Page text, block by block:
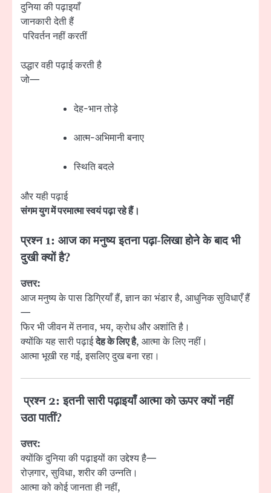
दुनिया की पढ़ाइयाँ
जानकारी देती हैं
परिवर्तन नहीं करतीं
उद्धार वही पढ़ाई करती है
जो—
देह-भान तोड़े
आत्म-अभिमानी बनाए
स्थिति बदले
और यही पढ़ाई
संगम युग में परमात्मा स्वयं पढ़ा रहे हैं।
प्रश्न 1: आज का मनुष्य इतना पढ़ा-लिखा होने के बाद भी
दुखी क्यों है?
उत्तर:
आज मनुष्य के पास डिग्रियाँ हैं, ज्ञान का भंडार है, आधुनिक सुविधाएँ हैं
—
फिर भी जीवन में तनाव, भय, क्रोध और अशांति है।
क्योंकि यह सारी पढ़ाईदेह के लिए है, आत्मा के लिए नहीं।
आत्मा भूखी रह गई, इसलिए दुख बना रहा।
प्रश्न 2: इतनी सारी पढ़ाइयाँ आत्मा को ऊपर क्यों नहीं
उठा पातीं?
उत्तर:
क्योंकि दुनिया की पढ़ाइयों का उद्देश्य है—
रोज़गार, सुविधा, शरीर की उन्नति।
आत्मा को कोई जानता ही नहीं,